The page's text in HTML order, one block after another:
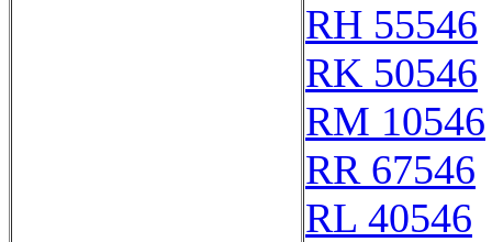
RH 55546
RK 50546
RM 10546
RR 67546
RL 40546